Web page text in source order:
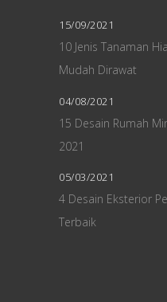
15/09/2021
10 Jenis Tanaman
Mudah Dirawat
04/08/2021
15 Desain Rumah
2021
05/03/2021
4 Desain Eksterior
Terbaik